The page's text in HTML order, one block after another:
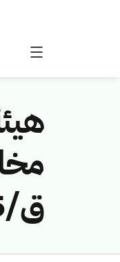
ق/1445هـ) لمخالفة (سكوت لورين درين)